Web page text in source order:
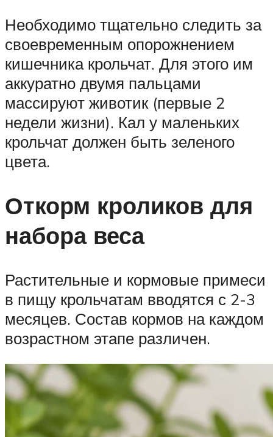
Необходимо тщательно следить за
своевременным опорожнением
кишечника крольчат. Для этого им
аккуратно двумя пальцами
массируют животик (первые 2
недели жизни). Кал у маленьких
крольчат должен быть зеленого
цвета.
Откорм кроликов для
набора веса
Растительные и кормовые примеси
в пищу крольчатам вводятся с 2-3
месяцев. Состав кормов на каждом
возрастном этапе различен.